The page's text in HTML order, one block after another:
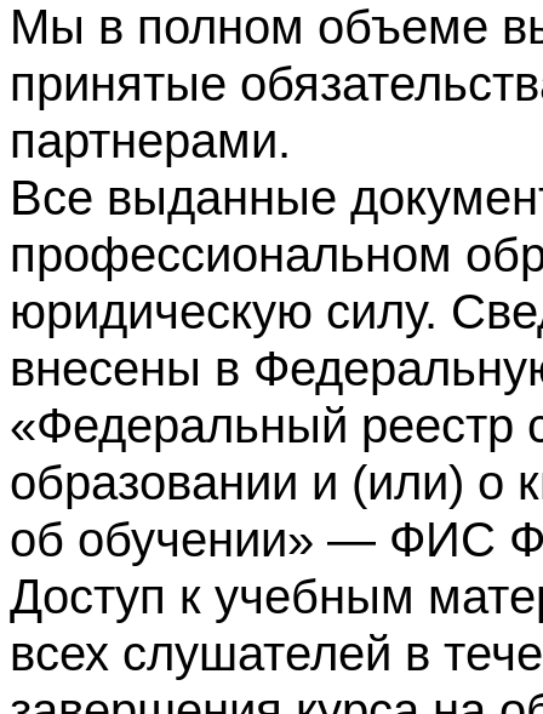
Мы в полном объеме
принятые
партнерами.
Все выданные
профессиональном
юридическую силу.
внесены в
«Федеральный реестр
образовании и (или) о
об обучении» — ФИС
Доступ к учебным
всех слушателей в